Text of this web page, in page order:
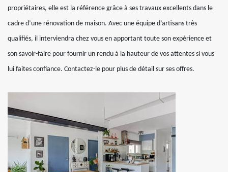
propriétaires, elle est la référence grâce à ses travaux excellents dans le
cadre d’une rénovation de maison. Avec une équipe d’artisans très
qualifiés, il interviendra chez vous en apportant toute son expérience et
son savoir-faire pour fournir un rendu à la hauteur de vos attentes si vous
lui faites confiance. Contactez-le pour plus de détail sur ses offres.